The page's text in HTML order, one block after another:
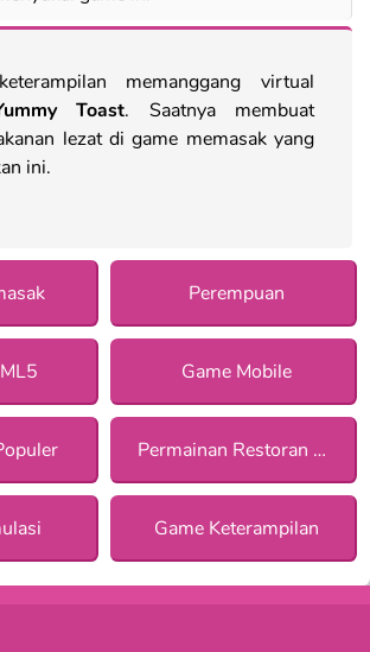
memanggang virtual
Toast. Saatnya membuat
lezat di game memasak yang
ini.
Perempuan
Game Mobile
Permainan Restoran bagi Anak Perempuan
Game Keterampilan